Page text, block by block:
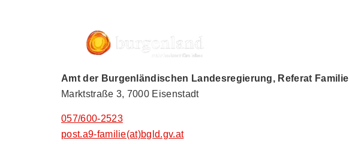
Amt der Burgenländischen Landesregierung, Referat Familie
Marktstraße 3, 7000 Eisenstadt
057/600-2523
post.a9-familie(at)bgld.gv.at